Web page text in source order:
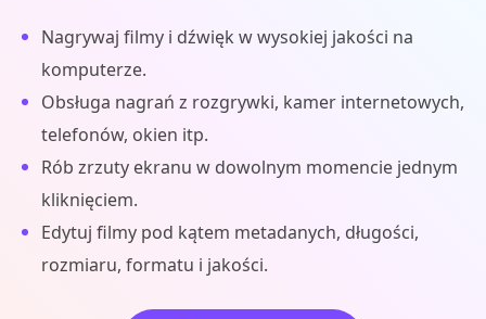
Nagrywaj filmy i dźwięk w wysokiej jakości na
komputerze.
Obsługa nagrań z rozgrywki, kamer internetowych,
telefonów, okien itp.
Rób zrzuty ekranu w dowolnym momencie jednym
kliknięciem.
Edytuj filmy pod kątem metadanych, długości,
rozmiaru, formatu i jakości.